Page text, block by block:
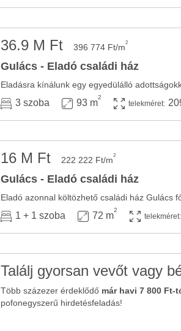
36.9 M Ft 396 774 Ft/m2
Gulács - Eladó családi ház
Eladásra kínálunk egy egyedülálló
3 szoba 93 m
2
telekméret:
16 M Ft 222 222 Ft/m2
Gulács - Eladó családi ház
Eladó azonnal költözhető családi ház Gulács
1 + 1 szoba 72 m
2
telekméret:
Találj gyorsan vevőt vagy
Több százezer érdeklődő már havi 7 800 Ft-
pofonegyszerű hirdetésfeladás!